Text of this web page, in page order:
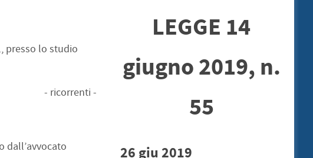
presso lo studio
- ricorrenti -
dall’avvocato
LEGGE 14
giugno 2019, n.
55
26 giu 2019